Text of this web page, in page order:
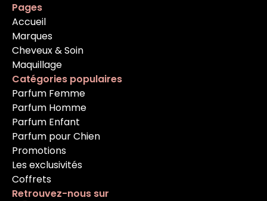
Pages
Accueil
Marques
Cheveux & Soin
Maquillage
Catégories populaires
Parfum Femme
Parfum Homme
Parfum Enfant
Parfum pour Chien
Promotions
Les exclusivités
Coffrets
Retrouvez-nous sur